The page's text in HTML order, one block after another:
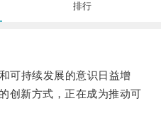
排行
持续发展的意识日益增
创新方式，正在成为推动可